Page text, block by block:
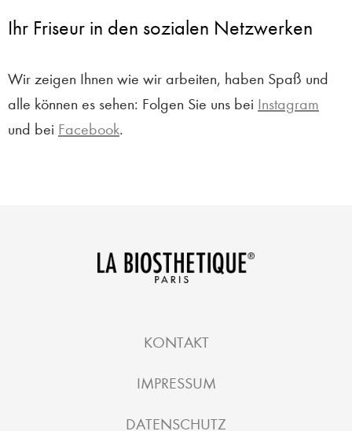
Ihr Friseur in den sozialen Netzwerken
Wir zeigen Ihnen wie wir arbeiten, haben Spaß und
alle können es sehen: Folgen Sie uns bei Instagram
und bei Facebook.
KONTAKT
IMPRESSUM
DATENSCHUTZ